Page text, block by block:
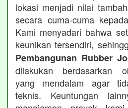
lokasi menjadi nilai
secara cuma-cuma
Kami menyadari bahwa
keunikan tersendiri,
Pembangunan Rubber
dilakukan berdasarkan
yang mendalam agar
teknis. Keuntungan